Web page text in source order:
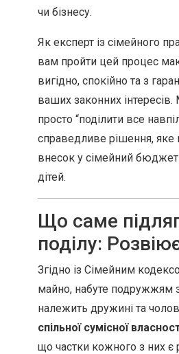
чи бізнесу.
Як експерт із сімейного
вам пройти цей процес
вигідно, спокійно та з
ваших законних
просто “поділити все
справедливе рішення,
внесок у сімейний бюджет
дітей.
Що саме
поділу:
Згідно із Сімейним
майно, набуте подружжям
належить дружині та
спільної сумісної
що частки кожного з них є